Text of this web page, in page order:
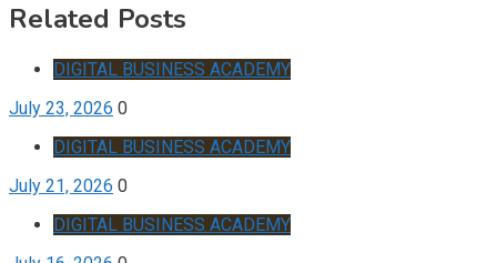
Related Posts
DIGITAL BUSINESS ACADEMY
July 23, 2026 0
DIGITAL BUSINESS ACADEMY
July 21, 2026 0
DIGITAL BUSINESS ACADEMY